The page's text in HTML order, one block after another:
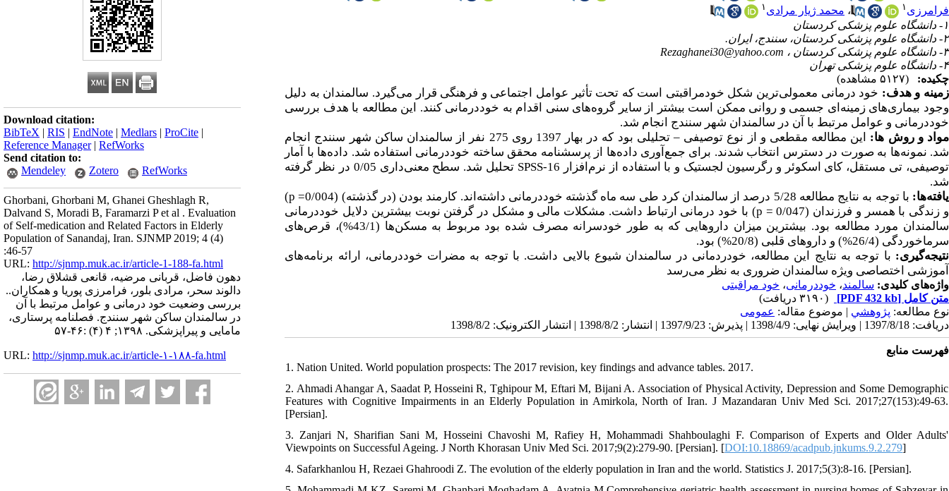
Download citation:
BibTeX | RIS | EndNote | Medlars | ProCite |
Reference Manager| RefWorks
Send citation to:
Mendeley
Zotero RefWorks
Ghorbani, Ghorbani M, Ghanei Gheshlagh R,
Dalvand S, Moradi B, Faramarzi P et al . Evaluation
of Self-medication and Related Factors in Elderly
Population of Sanandaj, Iran. SJNMP 2019; 4 (4)
:46-57
URL: http://sjnmp.muk.ac.ir/article-1-188-fa.html
دهون فاضل، قربانی مرضیه، قانعی قشلاق رضا،
دالوند سحر، مرادی بلور، فرامرزی پوریا و همکاران..
بررسی وضعیت خود درمانی و عوامل مرتبط با آن
در سالمندان ساکن شهر سنندج. فصلنامه پرستاری،
مامایی و پیراپزشکی. ۱۳۹۸; ۴ (۴) :۴۶-۵۷
URL: http://sjnmp.muk.ac.ir/article-۱-۱۸۸-fa.html
فرامرزی ۱ ، محمد ژیار مرادی ۱
۱- دانشگاه علوم پزشکی کردستان
۲- دانشگاه علوم پزشکی کردستان، سنندج، ایران.
۳- دانشگاه علوم پزشکی کردستان ،
Rezaghanei30@yahoo.com
۴- دانشگاه علوم پزشکی تهران
چکیده:
(۵۱۲۷ مشاهده)
زمینه و هدف: خود درمانی معمولی‌ترین شکل خودمراقبتی است که تحت تأثیر عوامل اجتماعی و فرهنگی قرار می‌گیرد. سالمندان به دلیل
وجود بیماری‌های زمینه‌ای جسمی و روانی ممکن است بیشتر از سایر گروه‌های سنی اقدام به خوددرمانی کنند. این مطالعه با هدف بررسی
خوددرمانی و عوامل مرتبط با آن در سالمندان شهر سنندج انجام شد.
مواد و روش ها: این مطالعه مقطعی و از نوع توصیفی–
تحلیلی بود که در بهار 1397 روی 275 نفر از سالمندان ساکن شهر سنندج انجام
شد. نمونه‌ها به صورت در دسترس انتخاب شدند. برای جمع‌آوری داده‌ها از پرسشنامه محقق ساخته خوددرمانی استفاده شد. داده‌ها با آمار
توصیفی، تی مستقل، کای اسکوئر و رگرسیون لجستیک و با استفاده از نرم‌افزار SPSS-16
تحلیل شد. سطح معنی‌داری 0/05 در نظر گرفته
شد.
یافته‌ها: با توجه به نتایج مطالعه 5/28 درصد از سالمندان کرد طی سه ماه گذشته خوددرمانی داشته‌اند. کارمند بودن (در گذشته) (0/004 p =
)
و زندگی با همسر و فرزندان (0/047
p =) با خود درمانی ارتباط داشت. مشکلات مالی و مشکل در گرفتن نوبت بیشترین دلایل خوددرمانی
سالمندان مورد مطالعه بود. بیشترین میزان داروهایی که به طور خودسرانه مصرف شده بود مربوط به مسکن‌ها (43/1%)، قرص‌های
سرماخوردگی (26/4%) و داروهای قلبی (20/8%) بود.
نتیجه‌گیری: با توجه به نتایج این مطالعه، خودردمانی در سالمندان شیوع بالایی داشت. با توجه به مضرات خوددرمانی، ارائه برنامه‌های
آموزشی اختصاصی ویژه سالمندان ضروری به نظر می‌رسد
واژه‌های کلیدی: سالمند، خوددرمانی، خود مراقبتی
متن کامل [PDF 432 kb]
(۳۱۹۰ دریافت)
نوع مطالعه: پژوهشي | موضوع مقاله: عمومى
دریافت: 1397/8/18 | ویرایش نهایی: 1398/4/9 | پذیرش: 1397/9/23 | انتشار: 1398/8/2 | انتشار الکترونیک: 1398/8/2
فهرست منابع
1. Nation United. World population prospects: The 2017 revision, key findings and advance tables. 2017.
2. Ahmadi Ahangar A, Saadat P, Hosseini R, Tghipour M, Eftari M, Bijani A. Association of Physical Activity, Depression and Some Demographic
Features with Cognitive Impairments in an Elderly Population in Amirkola, North of Iran. J Mazandaran Univ Med Sci. 2017;27(153):49-63.
[Persian].
3. Zanjari N, Sharifian Sani M, Hosseini Chavoshi M, Rafiey H, Mohammadi Shahboulaghi F. Comparison of Experts and Older Adults'
Viewpoints on Successful Ageing. J North Khorasan Univ Med Sci. 2017;9(2):279-90. [Persian]. [DOI:10.18869/acadpub.jnkums.9.2.279]
4. Safarkhanlou H, Rezaei Ghahroodi Z. The evolution of the elderly population in Iran and the world. Statistics J. 2017;5(3):8-16. [Persian].